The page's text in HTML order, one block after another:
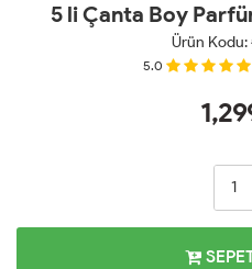
5 li Çanta Boy
Ürün Kodu:
5.0